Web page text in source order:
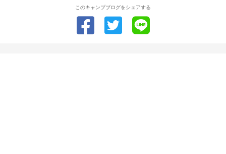
このキャンプブログをシェアする